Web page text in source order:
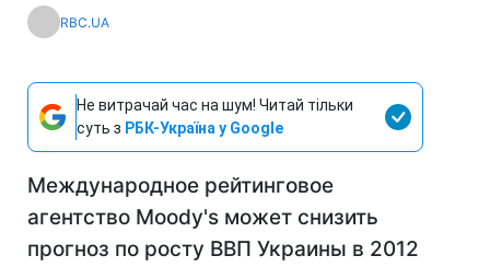
RBC.UA
Не витрачай час на шум! Читай тільки
суть з РБК-Україна у Google
Международное рейтинговое
агентство Moody's может снизить
прогноз по росту ВВП Украины в 2012